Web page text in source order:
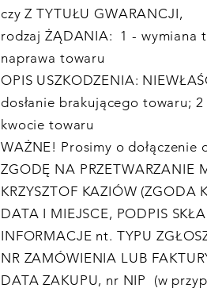
czy Z TYTUŁU GWARANCJI,
rodzaj ŻĄDANIA: 1 - wymiana
naprawa towaru
OPIS USZKODZENIA:
dosłanie brakującego towaru;
kwocie towaru
WAŻNE! Prosimy o
ZGODĘ NA PRZETWARZANIE
KRZYSZTOF KAZIÓW (ZGODA
DATA I MIEJSCE, PODPIS
INFORMACJE nt. TYPU
NR ZAMÓWIENIA LUB
DATA ZAKUPU, nr NIP (w